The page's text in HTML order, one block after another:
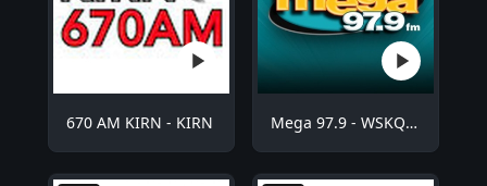
670 AM KIRN - KIRN Mega 97.9 - WSKQ-FM